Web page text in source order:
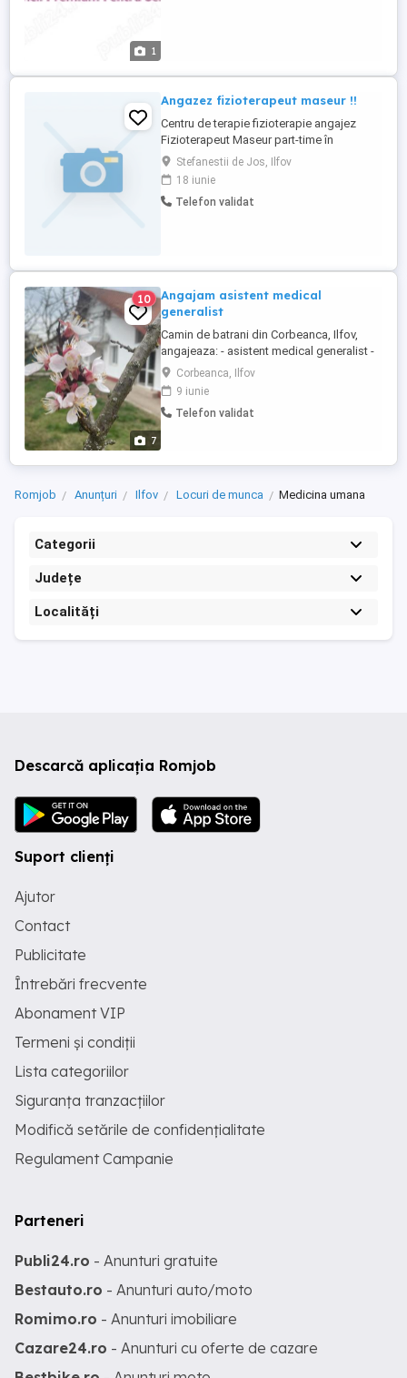
1
Angazez fizioterapeut maseur !!
Centru de terapie fizioterapie angajez
Fizioterapeut Maseur part-time în
Ștefănești de jos ,județul Ilfov! Salariu
atractiv,mediu de lucru relaxant!!! Detalii la
nr de telefon:
Stefanestii de Jos, Ilfov
18 iunie
Telefon validat
7
10
Angajam asistent medical
generalist
Camin de batrani din Corbeanca, Ilfov,
angajeaza: - asistent medical generalist -
program 8 ore zi, 5 zile saptamana.
Obligatoriu experienta minim 1 an. Se
incheie contract de munca, se asigura un
mediu de lucru placut, conditii de lucru
Corbeanca, Ilfov
9 iunie
Telefon validat
Romjob Anunțuri Ilfov Locuri de munca Medicina umana
Categorii
Județe
Localități
Descarcă aplicația Romjob
Suport clienți
Ajutor
Contact
Publicitate
Întrebări frecvente
Abonament VIP
Termeni și condiții
Lista categoriilor
Siguranța tranzacțiilor
Modifică setările de confidențialitate
Regulament Campanie
Parteneri
Publi24.ro - Anunturi gratuite
Bestauto.ro - Anunturi auto/moto
Romimo.ro - Anunturi imobiliare
Cazare24.ro - Anunturi cu oferte de cazare